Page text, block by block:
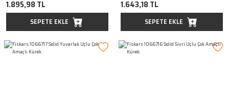
1.895,98 TL
SEPETE EKLE
1.643,18 TL
SEPETE EKLE